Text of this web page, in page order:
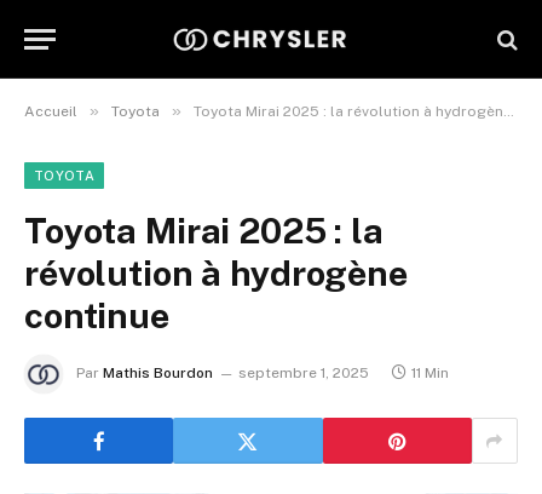
Accueil » Toyota » Toyota Mirai 2025 : la révolution à hydrogène continue
TOYOTA
Toyota Mirai 2025 : la
révolution à hydrogène
continue
Par Mathis Bourdon septembre 1, 2025 11 Min